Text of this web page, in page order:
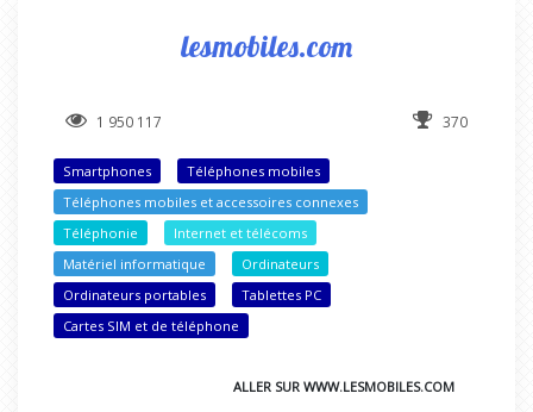
lesmobiles.com
1 950 117 370
Smartphones
Téléphones mobiles
Téléphones mobiles et accessoires connexes
Téléphonie
Internet et télécoms
Matériel informatique
Ordinateurs
Ordinateurs portables
Tablettes PC
Cartes SIM et de téléphone
ALLER SUR WWW.LESMOBILES.COM